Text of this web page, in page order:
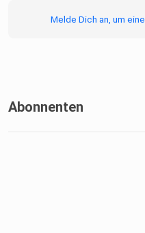
Melde Dich an, um
Abonnenten